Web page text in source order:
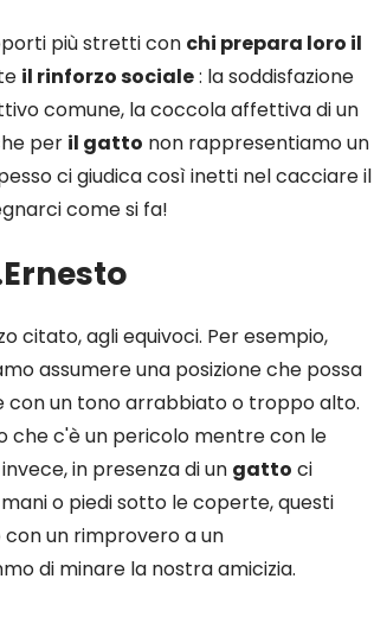
più stretti con chi prepara loro il
il rinforzo sociale: la soddisfazione
comune, la coccola affettiva di un
per il gatto non rappresentiamo un
ci giudica così inetti nel cacciare il
come si fa!
citato, agli equivoci. Per esempio,
assumere una posizione che possa
un tono arrabbiato o troppo alto.
che c'è un pericolo mentre con le
invece, in presenza di un gatto ci
o piedi sotto le coperte, questi
un rimprovero a un
di minare la nostra amicizia.